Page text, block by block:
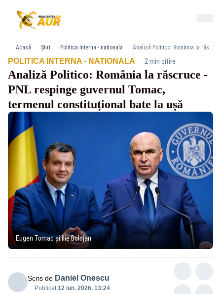
Acasă Știri Politica Interna - nationala Analiză Politico: România la răscruce - PNL respinge guvernul Tomac, termenul constituțional bate la ușă
POLITICA INTERNA - NATIONALA· 2 min citire
Analiză Politico: România la răscruce -
PNL respinge guvernul Tomac,
termenul constituțional bate la ușă
Eugen Tomac și Ilie Bolojan
Scris de Daniel Onescu
Publicat:12 iun. 2026, 13:24